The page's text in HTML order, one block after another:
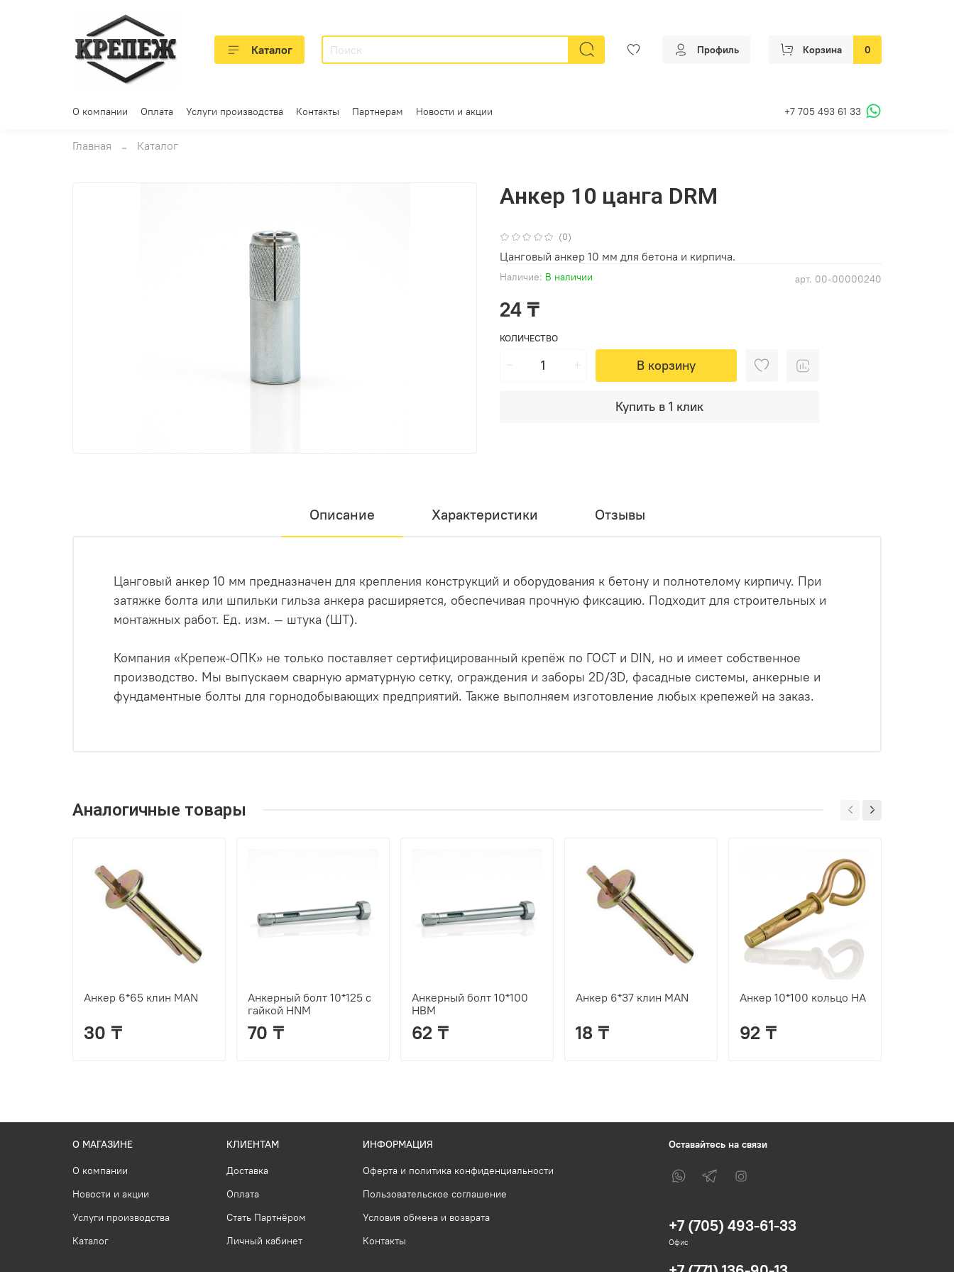
Каталог Профиль Корзина 0
О компании Оплата Услуги производства Контакты Партнерам Новости и акции +7 705 493 61 33
Главная Каталог
(0)
арт. 00-00000240
Наличие: В наличии
Анкер 10 цанга DRМ
24 ₸
КОЛИЧЕСТВО
В корзину
Купить в 1 клик
Цанговый анкер 10 мм для бетона и кирпича.
Описание Характеристики Отзывы
Цанговый анкер 10 мм предназначен для крепления конструкций и оборудования к бетону и полнотелому кирпичу. При
затяжке болта или шпильки гильза анкера расширяется, обеспечивая прочную фиксацию. Подходит для строительных и
монтажных работ. Ед. изм. — штука (ШТ).
Компания «Крепеж-ОПК» не только поставляет сертифицированный крепёж по ГОСТ и DIN, но и имеет собственное
производство. Мы выпускаем сварную арматурную сетку, ограждения и заборы 2D/3D, фасадные системы, анкерные и
фундаментные болты для горнодобывающих предприятий. Также выполняем изготовление любых крепежей на заказ.
Аналогичные товары
Анкер 6*65 клин MAN
30 ₸
Анкерный болт 10*125 с
гайкой HNM
70 ₸
Анкерный болт 10*100
HBM
62 ₸
Анкер 6*37 клин MAN
18 ₸
Анкер 10*100 кольцо HA
92 ₸
О МАГАЗИНЕ
О компании
Новости и акции
Услуги производства
Каталог
КЛИЕНТАМ
Доставка
Оплата
Стать Партнёром
Личный кабинет
ИНФОРМАЦИЯ
Оферта и политика конфиденциальности
Пользовательское соглашение
Условия обмена и возврата
Контакты
Оставайтесь на связи
+7 (705) 493-61-33
Офис